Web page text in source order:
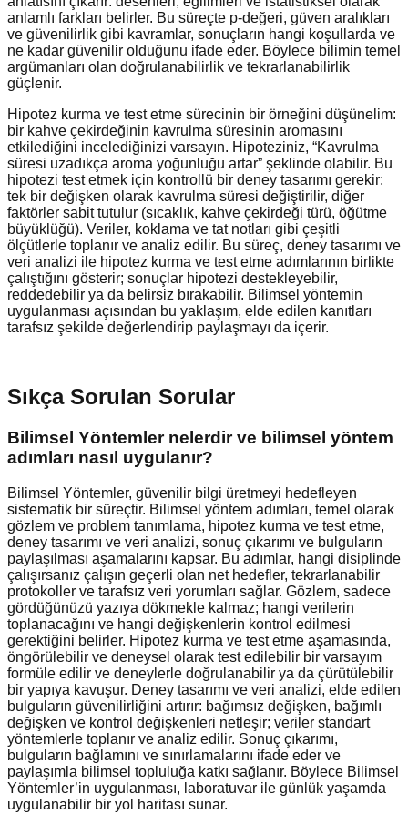
anlamlı farkları belirler. Bu süreçte p-değeri, güven aralıkları
ve güvenilirlik gibi kavramlar, sonuçların hangi koşullarda ve
ne kadar güvenilir olduğunu ifade eder. Böylece bilimin temel
argümanları olan doğrulanabilirlik ve tekrarlanabilirlik
güçlenir.
Hipotez kurma ve test etme sürecinin bir örneğini düşünelim:
bir kahve çekirdeğinin kavrulma süresinin aromasını
etkilediğini incelediğinizi varsayın. Hipoteziniz, “Kavrulma
süresi uzadıkça aroma yoğunluğu artar” şeklinde olabilir. Bu
hipotezi test etmek için kontrollü bir deney tasarımı gerekir:
tek bir değişken olarak kavrulma süresi değiştirilir, diğer
faktörler sabit tutulur (sıcaklık, kahve çekirdeği türü, öğütme
büyüklüğü). Veriler, koklama ve tat notları gibi çeşitli
ölçütlerle toplanır ve analiz edilir. Bu süreç, deney tasarımı ve
veri analizi ile hipotez kurma ve test etme adımlarının birlikte
çalıştığını gösterir; sonuçlar hipotezi destekleyebilir,
reddedebilir ya da belirsiz bırakabilir. Bilimsel yöntemin
uygulanması açısından bu yaklaşım, elde edilen kanıtları
tarafsız şekilde değerlendirip paylaşmayı da içerir.
Sıkça Sorulan Sorular
Bilimsel Yöntemler nelerdir ve bilimsel yöntem
adımları nasıl uygulanır?
Bilimsel Yöntemler, güvenilir bilgi üretmeyi hedefleyen
sistematik bir süreçtir. Bilimsel yöntem adımları, temel olarak
gözlem ve problem tanımlama, hipotez kurma ve test etme,
deney tasarımı ve veri analizi, sonuç çıkarımı ve bulguların
paylaşılması aşamalarını kapsar. Bu adımlar, hangi disiplinde
çalışırsanız çalışın geçerli olan net hedefler, tekrarlanabilir
protokoller ve tarafsız veri yorumları sağlar. Gözlem, sadece
gördüğünüzü yazıya dökmekle kalmaz; hangi verilerin
toplanacağını ve hangi değişkenlerin kontrol edilmesi
gerektiğini belirler. Hipotez kurma ve test etme aşamasında,
öngörülebilir ve deneysel olarak test edilebilir bir varsayım
formüle edilir ve deneylerle doğrulanabilir ya da çürütülebilir
bir yapıya kavuşur. Deney tasarımı ve veri analizi, elde edilen
bulguların güvenilirliğini artırır: bağımsız değişken, bağımlı
değişken ve kontrol değişkenleri netleşir; veriler standart
yöntemlerle toplanır ve analiz edilir. Sonuç çıkarımı,
bulguların bağlamını ve sınırlamalarını ifade eder ve
paylaşımla bilimsel topluluğa katkı sağlanır. Böylece Bilimsel
Yöntemler’in uygulanması, laboratuvar ile günlük yaşamda
uygulanabilir bir yol haritası sunar.